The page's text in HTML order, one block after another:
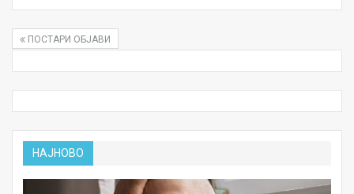
ПОСТАРИ ОБЈАВИ
НАЈНОВО